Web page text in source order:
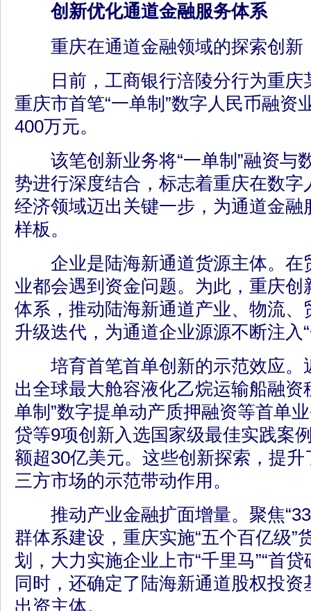
创新优化通道金融服务体系
重庆在通道金融领域的探索创新
日前，工商银行涪陵分行为重庆
重庆市首笔“一单制”数字人民币融资
400万元。
该笔创新业务将“一单制”融资与
势进行深度结合，标志着重庆在数字
经济领域迈出关键一步，为通道金融
样板。
企业是陆海新通道货源主体。在
业都会遇到资金问题。为此，重庆
体系，推动陆海新通道产业、物流、
升级迭代，为通道企业源源不断注入
培育首笔首单创新的示范效应。
出全球最大舱容液化乙烷运输船融资
单制”数字提单动产质押融资等首单
贷等9项创新入选国家级最佳实践案
额超30亿美元。这些创新探索，提
三方市场的示范带动作用。
推动产业金融扩面增量。聚焦
群体系建设，重庆实施“五个百亿级”
划，大力实施企业上市“千里马”“首
同时，还确定了陆海新通道股权投
出资主体。